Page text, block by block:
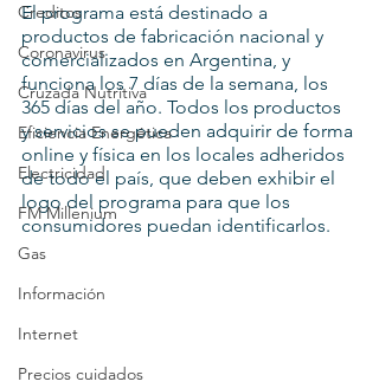
Creditos
Coronavirus
Cruzada Nutritiva
Eficiencia Energética
Electricidad
FM Millenium
Gas
Información
Internet
Precios cuidados
El programa está destinado a
productos de fabricación nacional y
comercializados en Argentina, y
funciona los 7 días de la semana, los
365 días del año. Todos los productos
y servicios se pueden adquirir de forma
online y física en los locales adheridos
de todo el país, que deben exhibir el
logo del programa para que los
consumidores puedan identificarlos.